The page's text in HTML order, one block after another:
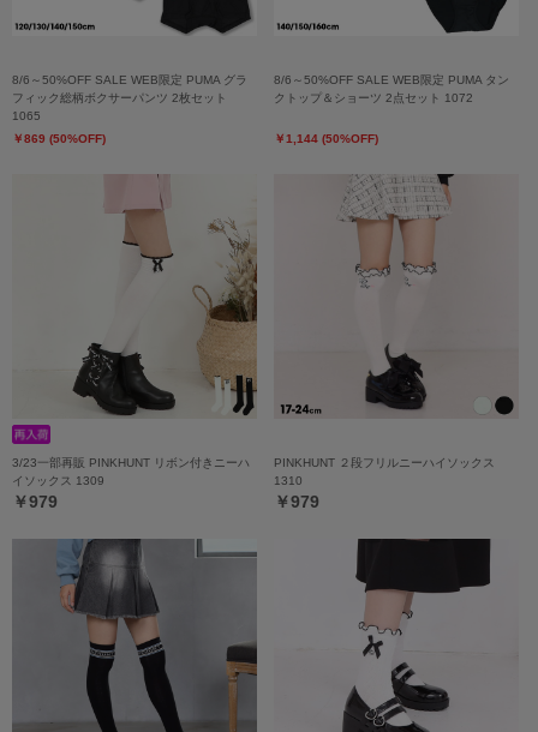
8/6～50%OFF SALE WEB限定 PUMA グラ
フィック総柄ボクサーパンツ 2枚セット
1065
￥869 (50%OFF)
8/6～50%OFF SALE WEB限定 PUMA タン
クトップ＆ショーツ 2点セット 1072
￥1,144 (50%OFF)
3/23一部再販 PINKHUNT リボン付きニーハ
イソックス 1309
￥979
PINKHUNT ２段フリルニーハイソックス
1310
￥979